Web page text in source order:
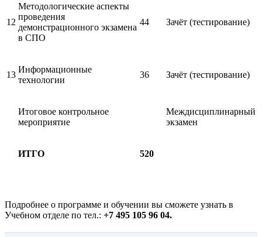
12
Методологические аспекты
проведения
демонстрационного экзамена
в СПО
44 Зачёт (тестирование)
13
Информационные
технологии
36 Зачёт (тестирование)
Итоговое контрольное
мероприятие
Междисциплинарный
экзамен
ИТГО 520
Подробнее о программе и обучении вы сможете узнать в
Учебном отделе по тел.: +7 495 105 96 04.